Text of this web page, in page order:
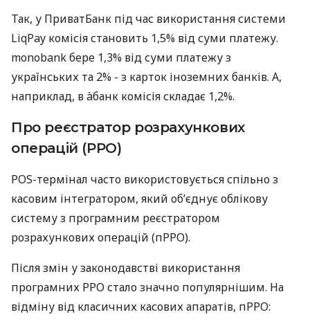
Так, у ПриватБанк під час використання системи
LiqPay комісія становить 1,5% від суми платежу.
monobank бере 1,3% від суми платежу з
українських та 2% - з карток іноземних банків. А,
наприклад, в àбанк комісія складає 1,2%.
Про реєстратор розрахункових
операцій (РРО)
POS-термінал часто використовується спільно з
касовим інтегратором, який об’єднує облікову
систему з програмним реєстратором
розрахункових операцій (пРРО).
Після змін у законодавстві використання
програмних РРО стало значно популярнішим. На
відміну від класичних касових апаратів, пРРО: